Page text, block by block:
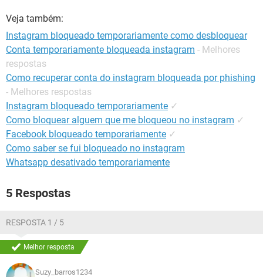
Veja também:
Instagram bloqueado temporariamente como desbloquear
Conta temporariamente bloqueada instagram - Melhores
respostas
Como recuperar conta do instagram bloqueada por phishing
- Melhores respostas
Instagram bloqueado temporariamente ✓
Como bloquear alguem que me bloqueou no instagram ✓
Facebook bloqueado temporariamente ✓
Como saber se fui bloqueado no instagram
Whatsapp desativado temporariamente
5 Respostas
RESPOSTA 1 / 5
Melhor resposta
Suzy_barros1234